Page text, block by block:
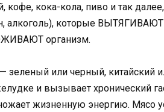
кофе, кока-кола, пиво и так
алкоголь), которые
организм.
зеленый или черный, китайский
и вызывает хронический
жизненную энергию. Мясо